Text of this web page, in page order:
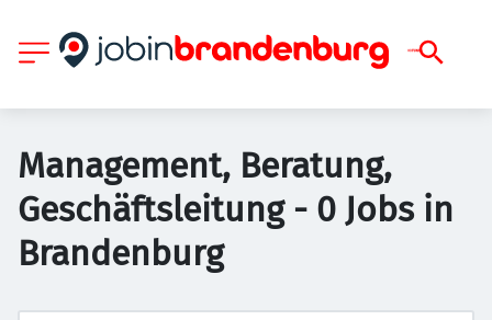
Management, Beratung,
Geschäftsleitung - 0 Jobs in
Brandenburg